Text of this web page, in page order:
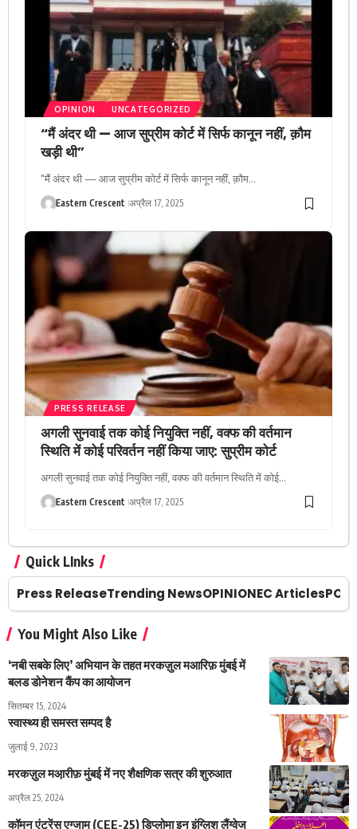
OPINION UNCATEGORIZED
“मैं अंदर थी — आज सुप्रीम कोर्ट में सिर्फ कानून नहीं, क़ौम
खड़ी थी”
"मैं अंदर थी — आज सुप्रीम कोर्ट में सिर्फ कानून नहीं, क़ौम…
Eastern Crescent अप्रैल 17, 2025
PRESS RELEASE
अगली सुनवाई तक कोई नियुक्ति नहीं, वक्फ की वर्तमान
स्थिति में कोई परिवर्तन नहीं किया जाए: सुप्रीम कोर्ट
अगली सुनवाई तक कोई नियुक्ति नहीं, वक्फ की वर्तमान स्थिति में कोई…
Eastern Crescent अप्रैल 17, 2025
Quick LInks
Press ReleaseTrending NewsOPINIONEC Articles
You Might Also Like
‘नबी सबके लिए’ अभियान के तहत मरकज़ुल मआरिफ़ मुंबई में
बलड डोनेशन कैंप का आयोजन
सितम्बर 15, 2024
स्वास्थ्य ही समस्त सम्पद है
जुलाई 9, 2023
मरकज़ुल मआ़रीफ़ मुंबई में नए शैक्षणिक सत्र की शुरुआत
अप्रैल 25, 2024
कॉमन एंट्रेंस एग्जाम (CEE-25) डिप्लोमा इन इंग्लिश लैंग्वेज